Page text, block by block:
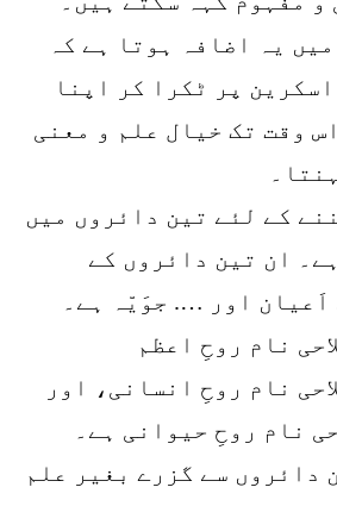
یہ اضافہ ہوتا ہے کہ
پر ٹکرا کر اپنا
وقت تک خیال علم و معنی
کے لئے تین دائروں میں
ان تین دائروں کے
اور …. جوَیّہ ہے۔
نام روحِ اعظم
نام روحِ انسانی، اور
نام روحِ حیوانی ہے۔
دائروں سے گزرے بغیر علم